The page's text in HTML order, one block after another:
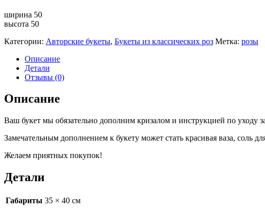
ширина 50
высота 50
Категории: Авторские букеты, Букеты из классических роз Метка: розы
Описание
Детали
Отзывы (0)
Описание
Ваш букет мы обязательно дополним кризалом и инструкцией по
Замечательным дополнением к букету может стать красивая ваза, соль
Желаем приятных покупок!
Детали
Габариты 35 × 40 см